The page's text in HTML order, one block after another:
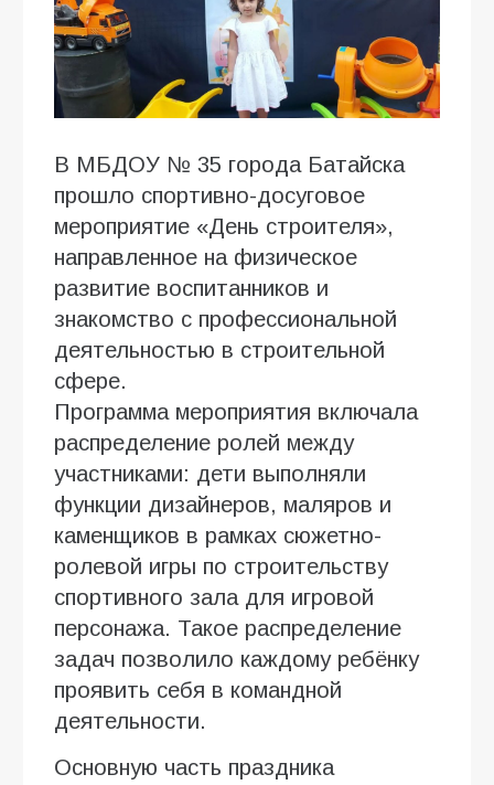
В МБДОУ № 35 города Батайска
прошло спортивно-досуговое
мероприятие «День строителя»,
направленное на физическое
развитие воспитанников и
знакомство с профессиональной
деятельностью в строительной
сфере.
Программа мероприятия включала
распределение ролей между
участниками: дети выполняли
функции дизайнеров, маляров и
каменщиков в рамках сюжетно-
ролевой игры по строительству
спортивного зала для игровой
персонажа. Такое распределение
задач позволило каждому ребёнку
проявить себя в командной
деятельности.
Основную часть праздника